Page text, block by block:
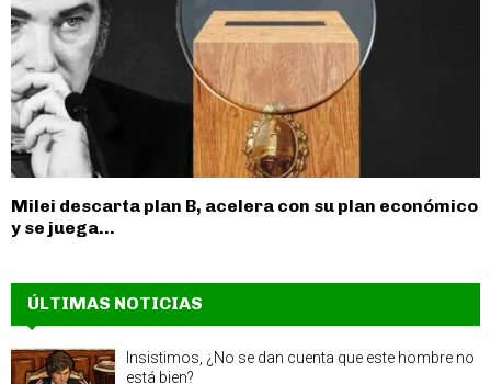
Milei descarta plan B, acelera con su plan económico
y se juega...
ÚLTIMAS NOTICIAS
Insistimos, ¿No se dan cuenta que este hombre no
está bien?